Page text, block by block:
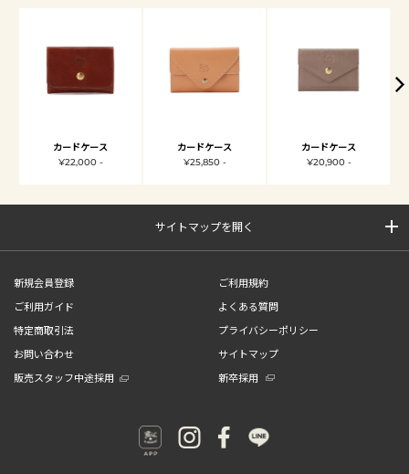
カードケース
¥22,000 -
カードケース
¥25,850 -
カードケース
¥20,900 -
サイトマップを開く
新規会員登録
ご利用規約
ご利用ガイド
よくある質問
特定商取引法
プライバシーポリシー
お問い合わせ
サイトマップ
販売スタッフ中途採用
新卒採用